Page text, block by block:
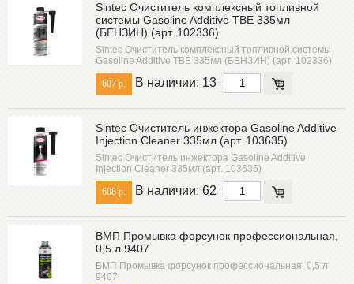
Sintec Очиститель комплексный топливной
системы Gasoline Additive TBE 335мл
(БЕНЗИН) (арт. 102336)
Sintec Очиститель комплексный топливной системы
Gasoline Additive TBE 335мл (БЕНЗИН) (арт. 102336)
607 р. В наличии: 13
Sintec Очиститель инжектора Gasoline Additive
Injection Cleaner 335мл (арт. 103635)
Sintec Очиститель инжектора Gasoline Additive
Injection Cleaner 335мл (арт. 103635)
608 р. В наличии: 62
ВМП Промывка форсунок профессиональная,
0,5 л 9407
ВМП Промывка форсунок профессиональная, 0,5 л
9407